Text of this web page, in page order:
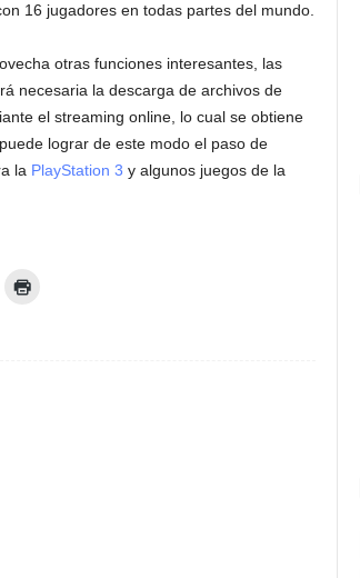
16 jugadores en todas partes del mundo.
otras funciones interesantes, las
necesaria la descarga de archivos de
el streaming online, lo cual se obtiene
lograr de este modo el paso de
la PlayStation 3 y algunos juegos de la